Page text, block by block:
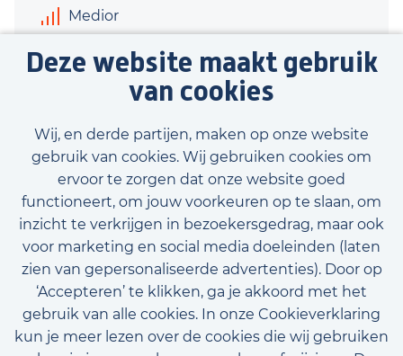
Deze website maakt gebruik
van cookies
Wij, en derde partijen, maken op onze website
gebruik van cookies. Wij gebruiken cookies om
ervoor te zorgen dat onze website goed
functioneert, om jouw voorkeuren op te slaan, om
inzicht te verkrijgen in bezoekersgedrag, maar ook
voor marketing en social media doeleinden (laten
zien van gepersonaliseerde advertenties). Door op
‘Accepteren’ te klikken, ga je akkoord met het
gebruik van alle cookies. In onze Cookieverklaring
kun je meer lezen over de cookies die wij gebruiken
Medior
€3.000 - €3.600
Bekijk vacature
Bekijk onze beschikbare vacatures